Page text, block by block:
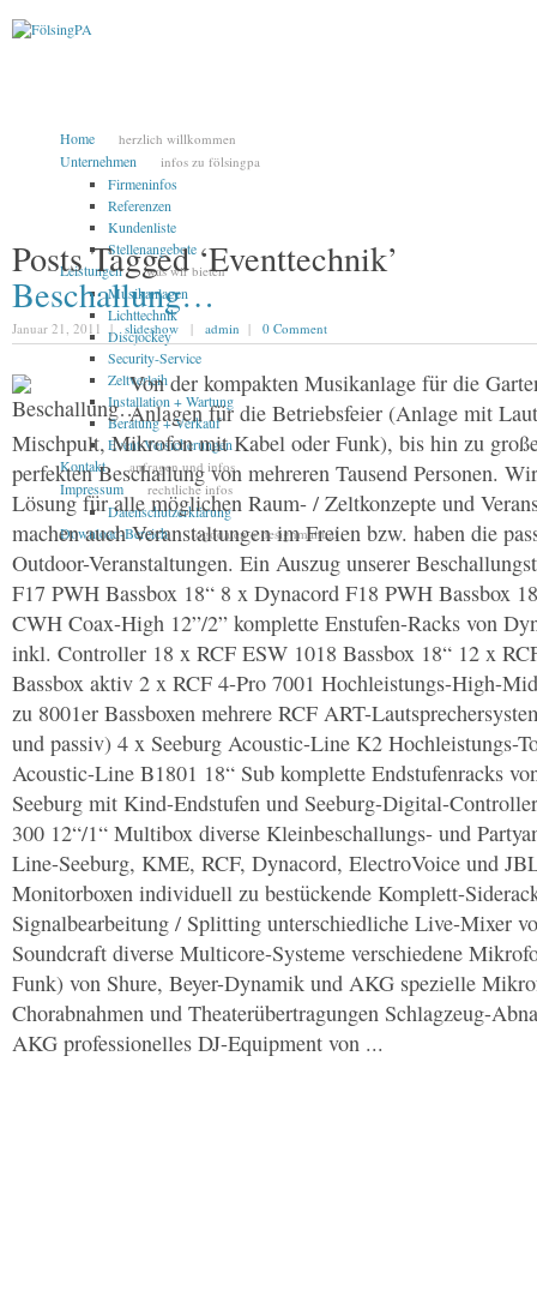
Home herzlich willkommen
Unternehmen infos zu fölsingpa
Firmeninfos
Referenzen
Kundenliste
Stellenangebote
Leistungen
was wir bieten
Musikanlagen
Lichttechnik
Discjockey
Security-Service
Zeltverleih
Installation + Wartung
Beratung + Verkauf
Event-Versicherungen
Kontakt
anfragen und infos
Impressum rechtliche infos
Datenschutzerklärung
Download-Bereich
logodaten + designmanual
Posts Tagged ‘Eventtechnik’
Beschallung…
Januar 21, 2011 |slideshow | admin | 0 Comment
Von der kompakten Musikanlage für die
Anlagen für die Betriebsfeier (Anlage mit
Mischpult, Mikrofon mit Kabel oder Funk), bis hin zu
perfekten Beschallung von mehreren Tausend Personen.
Lösung für alle möglichen Raum- / Zeltkonzepte und
machen auch Veranstaltungen im Freien bzw. haben die
Outdoor-Veranstaltungen. Ein Auszug unserer
F17 PWH Bassbox 18“ 8 x Dynacord F18 PWH Bassbox
CWH Coax-High 12”/2” komplette Enstufen-Racks von
inkl. Controller 18 x RCF ESW 1018 Bassbox 18“ 12 x
Bassbox aktiv 2 x RCF 4-Pro 7001 Hochleistungs-High-
zu 8001er Bassboxen mehrere RCF ART-
und passiv) 4 x Seeburg Acoustic-Line K2 Hochleistungs-
Acoustic-Line B1801 18“ Sub komplette Endstufenracks
Seeburg mit Kind-Endstufen und Seeburg-Digital-
300 12“/1“ Multibox diverse Kleinbeschallungs- und
Line-Seeburg, KME, RCF, Dynacord, ElectroVoice und
Monitorboxen individuell zu bestückende Komplett-
Signalbearbeitung / Splitting unterschiedliche Live-Mixer
Soundcraft diverse Multicore-Systeme verschiedene
Funk) von Shure, Beyer-Dynamik und AKG spezielle
Chorabnahmen und Theaterübertragungen Schlagzeug-
AKG professionelles DJ-Equipment von ...